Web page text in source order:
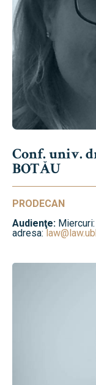
Conf. univ.
BOTĂU
PRODECAN
Audienţe:
adresa: